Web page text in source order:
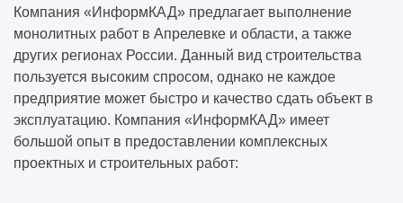
Компания «ИнформКАД» предлагает выполнение
монолитных работ в Апрелевке и области, а также
других регионах России. Данный вид строительства
пользуется высоким спросом, однако не каждое
предприятие может быстро и качество сдать объект в
эксплуатацию. Компания «ИнформКАД» имеет
большой опыт в предоставлении комплексных
проектных и строительных работ: